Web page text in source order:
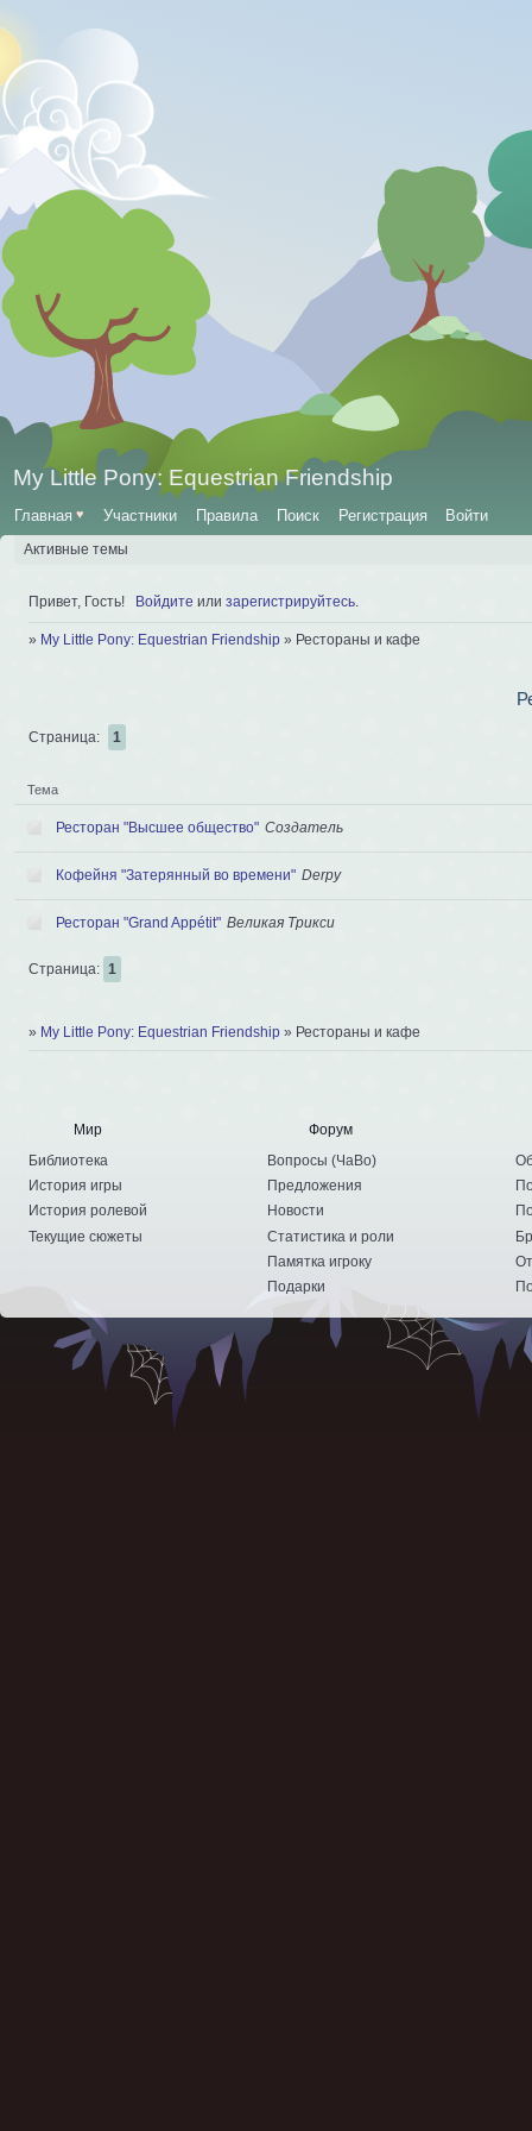
My Little Pony: Equestrian Friendship
Главная ♥ Участники Правила Поиск Регистрация Войти
Активные темы
Привет, Гость! Войдите или зарегистрируйтесь
» My Little Pony: Equestrian Friendship » Рестораны и кафе
Страница: 1
Тема
Ресторан "Высшее общество" Создатель
Кофейня "Затерянный во времени" Derpy
Ресторан "Grand Appétit" Великая Трикси
Страница: 1
» My Little Pony: Equestrian Friendship » Рестораны и кафе
Мир
Библиотека
История игры
История ролевой
Текущие сюжеты
Форум
Вопросы (ЧаВо)
Предложения
Новости
Статистика и роли
Памятка игроку
Подарки